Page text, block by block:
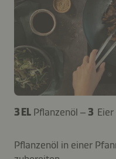
3 EL Pflanzenöl – 3 Eier
Pflanzenöl in einer